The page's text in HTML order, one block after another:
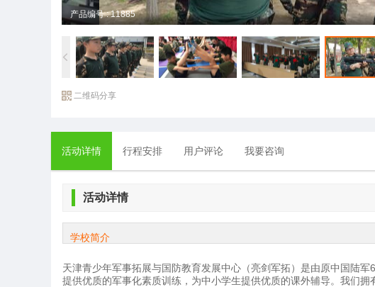
产品编号 : 11885
二维码分享
活动详情 行程安排 用户评论 我要咨询
活动详情
学校简介
天津青少年军事拓展与国防教育发展中心（亮剑军拓）是由原中国陆
提供优质的军事化素质训练，为中小学生提供优质的课外辅导。我们